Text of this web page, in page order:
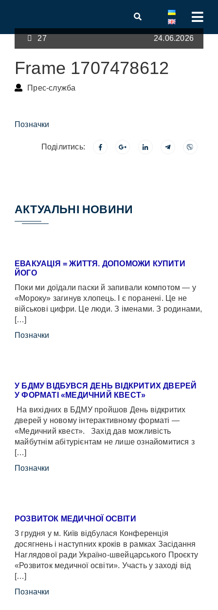
27 24.06.2026
Frame 1707478612
Прес-служба
Позначки
Поділитись:
АКТУАЛЬНІ НОВИНИ
ЕВАКУАЦІЯ = ЖИТТЯ. ДОПОМОЖИ КУПИТИ
ЙОГО
Поки ми доїдали паски й запивали компотом — у
«Мороку» загинув хлопець. І є поранені. Це не
військові цифри. Це люди. З іменами. З родинами,
[…]
Позначки
У БДМУ ВІДБУВСЯ ДЕНЬ ВІДКРИТИХ ДВЕРЕЙ
У ФОРМАТІ «МЕДИЧНИЙ КВЕСТ»
На вихідних в БДМУ пройшов День відкритих
дверей у новому інтерактивному форматі —
«Медичний квест». Захід дав можливість
майбутнім абітурієнтам не лише ознайомитися з
[…]
Позначки
РОЗВИТОК МЕДИЧНОЇ ОСВІТИ
3 грудня у м. Київ відбулася Конференція
досягнень і наступних кроків в рамках Засідання
Наглядової ради Україно-швейцарського Проєкту
«Розвиток медичної освіти». Участь у заході від
[…]
Позначки